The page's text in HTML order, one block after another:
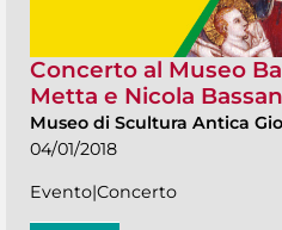
Concerto al Museo
Metta e Nicola Bassan
Museo di Scultura Antica
04/01/2018
Evento|Concerto